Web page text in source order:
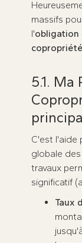
massifs
l'obligation
copropriété
5.1. Ma
C'est l'aide
globale
travaux
significatif
Taux